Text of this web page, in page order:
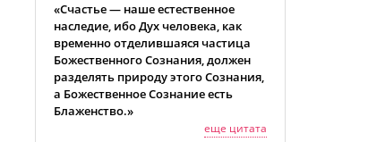
«Счастье — наше естественное
наследие, ибо Дух человека, как
временно отделившаяся частица
Божественного Сознания, должен
разделять природу этого Сознания,
а Божественное Сознание есть
Блаженство.»
еще цитата